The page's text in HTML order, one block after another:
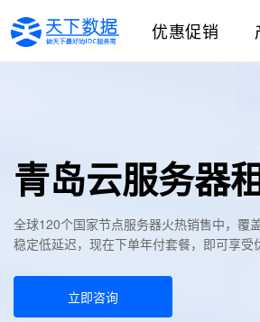
优惠促销
青岛云服务器
全球120个国家节点服务器火热销售中，覆
稳定低延迟，现在下单年付套餐，即可享受
立即咨询